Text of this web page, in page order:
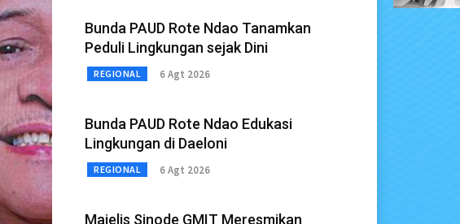
Bunda PAUD Rote Ndao Tanamkan
Peduli Lingkungan sejak Dini
REGIONAL 6 Agt 2026
Bunda PAUD Rote Ndao Edukasi
Lingkungan di Daeloni
REGIONAL 6 Agt 2026
Majelis Sinode GMIT Meresmikan